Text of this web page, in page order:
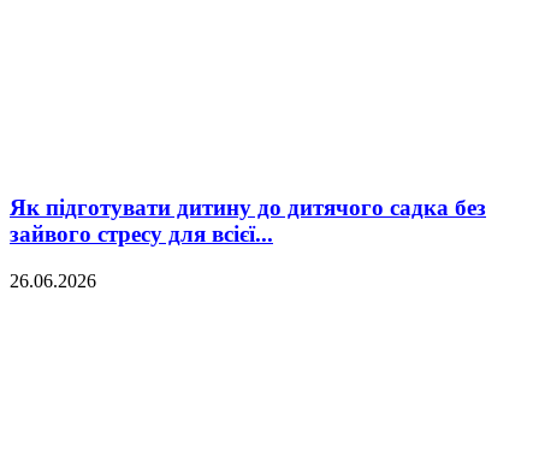
Як підготувати дитину до дитячого садка без
зайвого стресу для всієї...
26.06.2026